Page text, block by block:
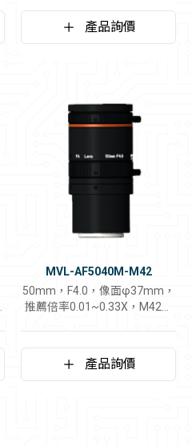
產品詢價
MVL-AF5040M-M42
50mm，F4.0，像面φ37mm，
推薦倍率0.01~0.33X，M42接
產品詢價